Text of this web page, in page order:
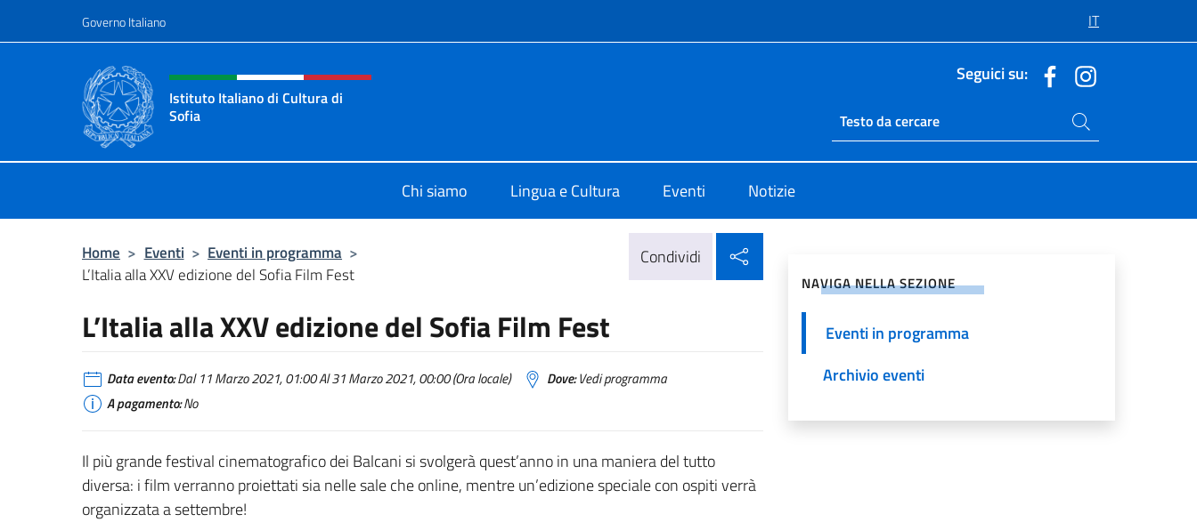
Governo Italiano IT
Intestazione sito, social e menù
Istituto Italiano di Cultura di
Sofia
Seguici su:
Ricerca sito live
Cerca nel sito
Chi siamo Lingua e Cultura Eventi Notizie
Home > Eventi > Eventi in programma >
L’Italia alla XXV edizione del Sofia Film Fest
Condividi
L’Italia alla XXV edizione del Sofia Film Fest
Data evento:Dal 11 Marzo 2021, 01:00 Al 31 Marzo 2021, 00:00 (Ora locale) Dove:Vedi programma
A pagamento:No
Il più grande festival cinematografico dei Balcani si svolgerà quest’anno in una maniera del tutto
diversa: i film verranno proiettati sia nelle sale che online, mentre un’edizione speciale con ospiti verrà
organizzata a settembre!
NAVIGA NELLA SEZIONE
Eventi in programma
Archivio eventi